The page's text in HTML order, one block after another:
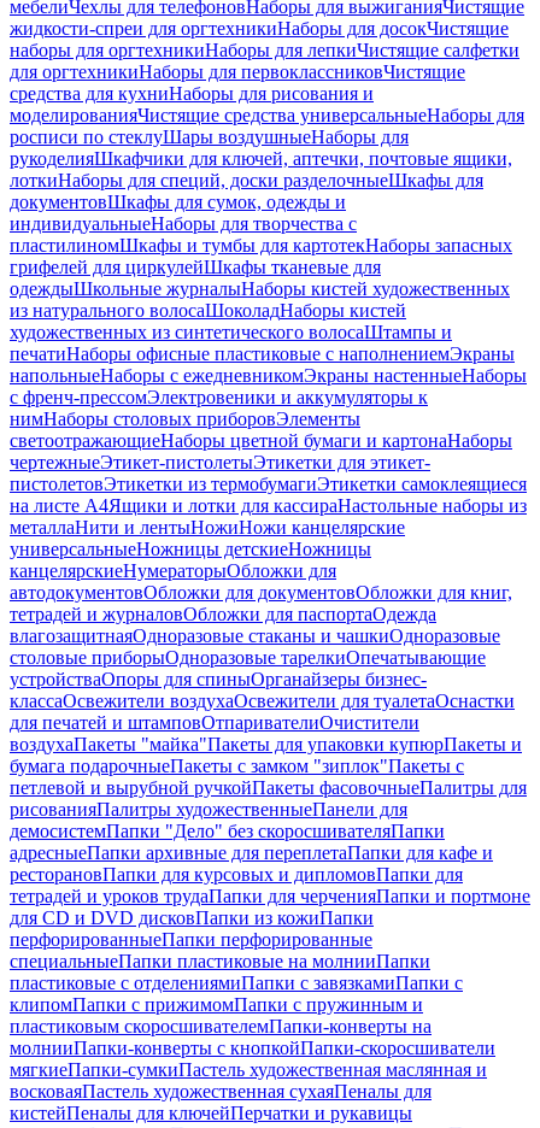
мебелиЧехлы для телефоновНаборы для выжиганияЧистящие
жидкости-спреи для оргтехникиНаборы для досокЧистящие
наборы для оргтехникиНаборы для лепкиЧистящие салфетки
для оргтехникиНаборы для первоклассниковЧистящие
средства для кухниНаборы для рисования и
моделированияЧистящие средства универсальныеНаборы для
росписи по стеклуШары воздушныеНаборы для
рукоделияШкафчики для ключей, аптечки, почтовые ящики,
лоткиНаборы для специй, доски разделочныеШкафы для
документовШкафы для сумок, одежды и
индивидуальныеНаборы для творчества с
пластилиномШкафы и тумбы для картотекНаборы запасных
грифелей для циркулейШкафы тканевые для
одеждыШкольные журналыНаборы кистей художественных
из натурального волосаШоколадНаборы кистей
художественных из синтетического волосаШтампы и
печатиНаборы офисные пластиковые с наполнениемЭкраны
напольныеНаборы с ежедневникомЭкраны настенныеНаборы
с френч-прессомЭлектровеники и аккумуляторы к
нимНаборы столовых приборовЭлементы
светоотражающиеНаборы цветной бумаги и картонаНаборы
чертежныеЭтикет-пистолетыЭтикетки для этикет-
пистолетовЭтикетки из термобумагиЭтикетки самоклеящиеся
на листе А4Ящики и лотки для кассираНастольные наборы из
металлаНити и лентыНожиНожи канцелярские
универсальныеНожницы детскиеНожницы
канцелярскиеНумераторыОбложки для
автодокументовОбложки для документовОбложки для книг,
тетрадей и журналовОбложки для паспортаОдежда
влагозащитнаяОдноразовые стаканы и чашкиОдноразовые
столовые приборыОдноразовые тарелкиОпечатывающие
устройстваОпоры для спиныОрганайзеры бизнес-
классаОсвежители воздухаОсвежители для туалетаОснастки
для печатей и штамповОтпаривателиОчистители
воздухаПакеты "майка"Пакеты для упаковки купюрПакеты и
бумага подарочныеПакеты с замком "зиплок"Пакеты с
петлевой и вырубной ручкойПакеты фасовочныеПалитры для
рисованияПалитры художественныеПанели для
демосистемПапки "Дело" без скоросшивателяПапки
адресныеПапки архивные для переплетаПапки для кафе и
ресторановПапки для курсовых и дипломовПапки для
тетрадей и уроков трудаПапки для черченияПапки и портмоне
для CD и DVD дисковПапки из кожиПапки
перфорированныеПапки перфорированные
специальныеПапки пластиковые на молнииПапки
пластиковые с отделениямиПапки с завязкамиПапки с
клипомПапки с прижимомПапки с пружинным и
пластиковым скоросшивателемПапки-конверты на
молнииПапки-конверты с кнопкойПапки-скоросшиватели
мягкиеПапки-сумкиПастель художественная маслянная и
восковаяПастель художественная сухаяПеналы для
кистейПеналы для ключейПерчатки и рукавицы